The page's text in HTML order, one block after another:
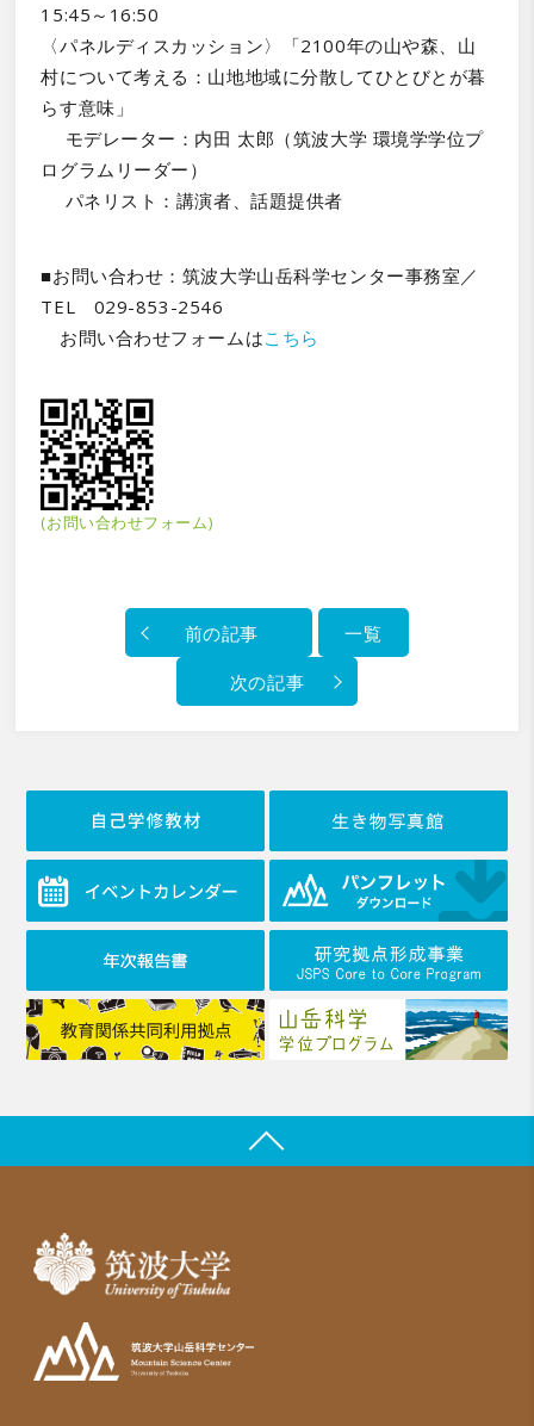
15:45～16:50
〈パネルディスカッション〉「2100年の山や森、山
村について考える：山地地域に分散してひとびとが暮
らす意味」
モデレーター：内田 太郎（筑波大学 環境学学位プ
ログラムリーダー）
パネリスト：講演者、話題提供者
■お問い合わせ：筑波大学山岳科学センター事務室／
TEL 029-853-2546
お問い合わせフォームはこちら
(お問い合わせフォーム)
前の記事 一覧
次の記事